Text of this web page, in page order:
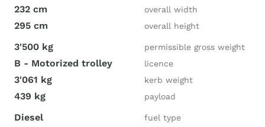
232 cm overall width
295 cm overall height
3'500 kg permissible gross weight
B - Motorized trolley licence
3'061 kg kerb weight
439 kg payload
Diesel fuel type